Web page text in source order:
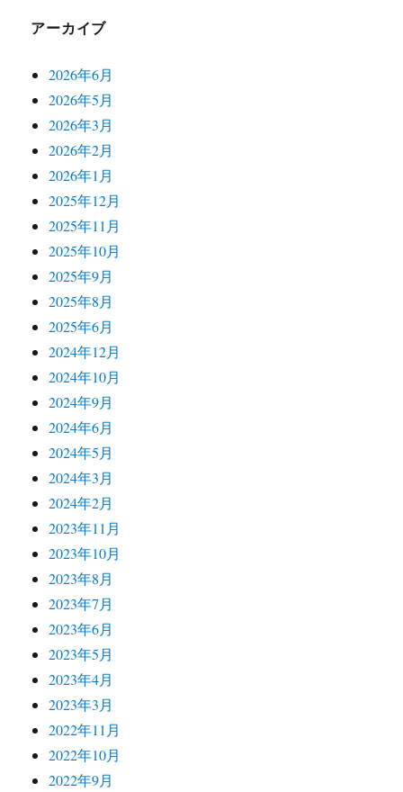
アーカイブ
2026年6月
2026年5月
2026年3月
2026年2月
2026年1月
2025年12月
2025年11月
2025年10月
2025年9月
2025年8月
2025年6月
2024年12月
2024年10月
2024年9月
2024年6月
2024年5月
2024年3月
2024年2月
2023年11月
2023年10月
2023年8月
2023年7月
2023年6月
2023年5月
2023年4月
2023年3月
2022年11月
2022年10月
2022年9月